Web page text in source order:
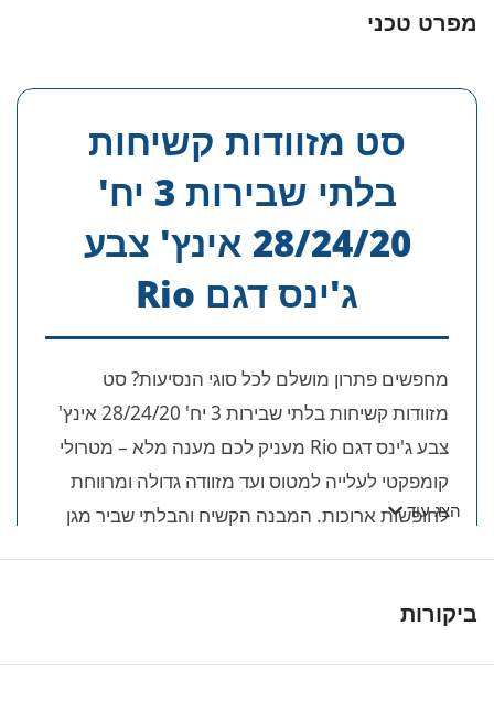
מפרט טכני
סט מזוודות קשיחות
בלתי שבירות 3 יח'
28/24/20 אינץ' צבע
ג'ינס דגם Rio
מחפשים פתרון מושלם לכל סוגי הנסיעות? סט
מזוודות קשיחות בלתי שבירות 3 יח' 28/24/20 אינץ'
צבע ג'ינס דגם Rio מעניק לכם מענה מלא – מטרולי
קומפקטי לעלייה למטוס ועד מזוודה גדולה ומרווחת
לחופשות ארוכות. המבנה הקשיח והבלתי שביר מגן
הצג עוד
ביקורות